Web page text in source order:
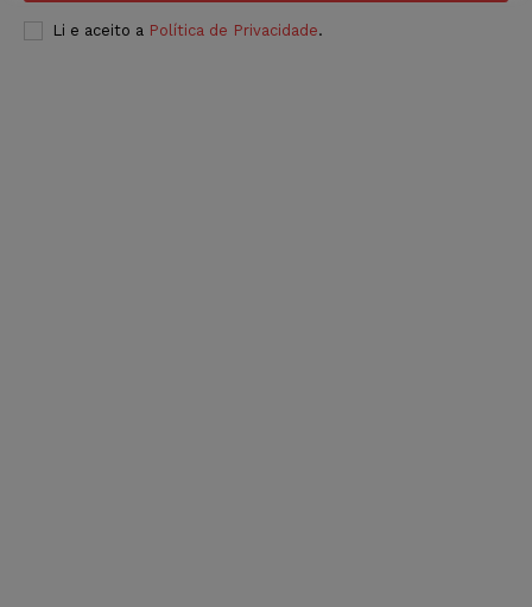
Li e aceito a Política de Privacidade.